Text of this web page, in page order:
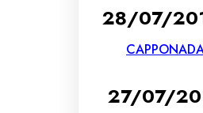
28/07/
27/07/